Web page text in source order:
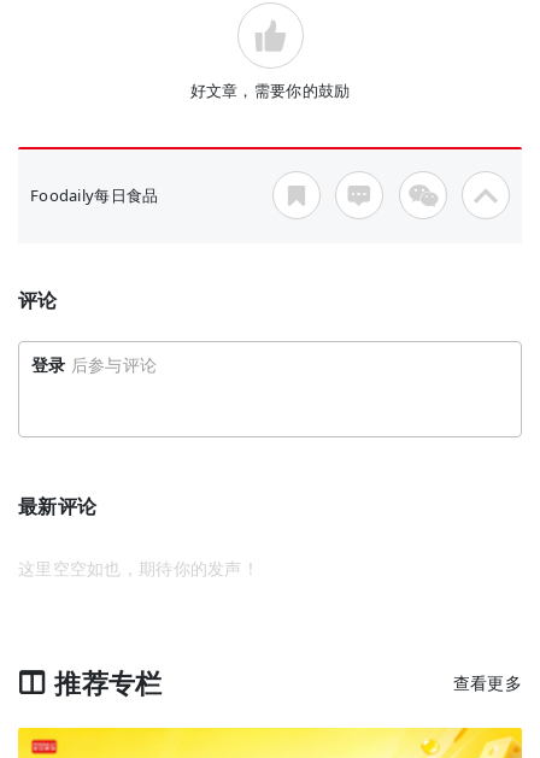
好文章，需要你的鼓励
Foodaily每日食品
评论
登录 后参与评论
最新评论
这里空空如也，期待你的发声！
推荐专栏 查看更多